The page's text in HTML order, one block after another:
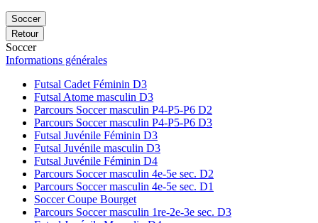
Soccer
Retour
Soccer
Informations générales
Futsal Cadet Féminin D3
Futsal Atome masculin D3
Parcours Soccer masculin P4-P5-P6 D2
Parcours Soccer masculin P4-P5-P6 D3
Futsal Juvénile Féminin D3
Futsal Juvénile masculin D3
Futsal Juvénile Féminin D4
Parcours Soccer masculin 4e-5e sec. D2
Parcours Soccer masculin 4e-5e sec. D1
Soccer Coupe Bourget
Parcours Soccer masculin 1re-2e-3e sec. D3